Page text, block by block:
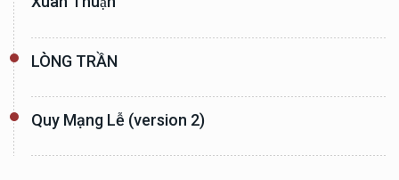
LÒNG TRẦN
Quy Mạng Lễ (version 2)